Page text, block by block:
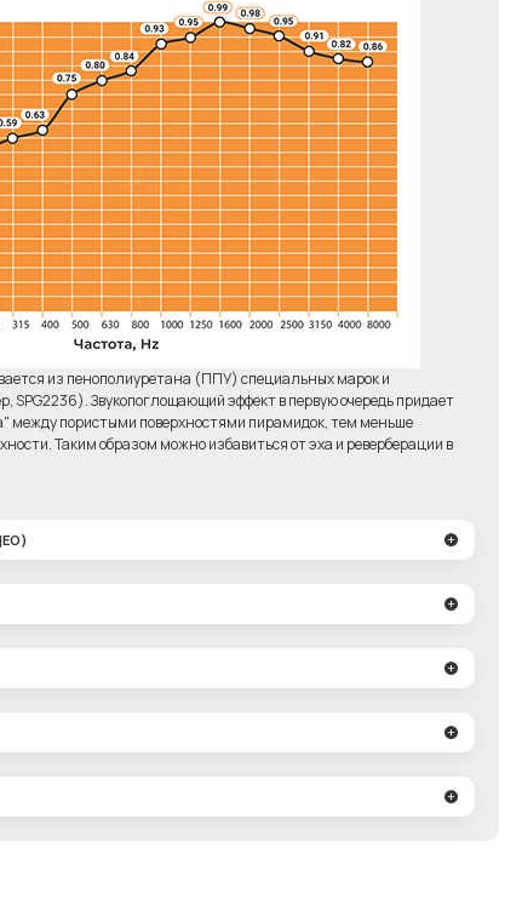
из пенополиуретана (ППУ) специальных марок и
Звукопоглощающий эффект в первую очередь придает
между пористыми поверхностями пирамидок, тем меньше
Таким образом можно избавиться от эха и реверберации в
6 штук
ловушка"
6450р.
Клей для поролона
Elabond Basic
750р.
Комплект "Бас-
1000х280х280мм
SPG2236 / Темно-